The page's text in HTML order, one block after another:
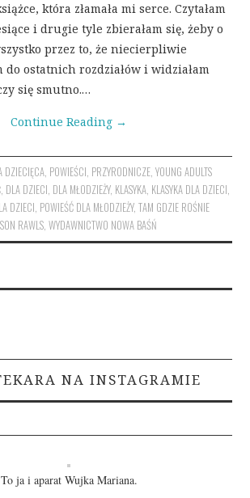
która złamała mi serce. Czytałam
i drugie tyle zbierałam się, żeby o
przez to, że niecierpliwie
do ostatnich rozdziałów i widziałam
się smutno.…
Continue Reading →
DZIECIĘCA, POWIEŚCI, PRZYRODNICZE, YOUNG ADULTS
, DLA DZIECI, DLA MŁODZIEŻY, KLASYKA, KLASYKA DLA DZIECI,
DZIECI, POWIEŚĆ DLA MŁODZIEŻY,TAM GDZIE ROŚNIE
RAWLS,WYDAWNICTWO NOWA BAŚŃ
NA INSTAGRAMIE
To ja i aparat Wujka Mariana.